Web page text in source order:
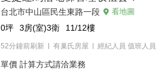
台北市中山區民生東路一段 看地圖
0坪 3房(室)3衛 11/12樓
52分鐘前刷新 有巢氏房屋 經紀人員 值班人員
單價 計算方式請洽業務